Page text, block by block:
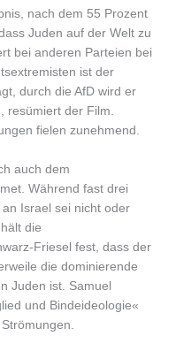
nach dem 55 Prozent
Juden auf der Welt zu
bei anderen Parteien bei
ist der
durch die AfD wird er
resümiert der Film.
fielen zunehmend.
auch dem
Während fast drei
Israel sei nicht oder
die
Friesel fest, dass der
die dominierende
Juden ist. Samuel
und Bindeideologie«